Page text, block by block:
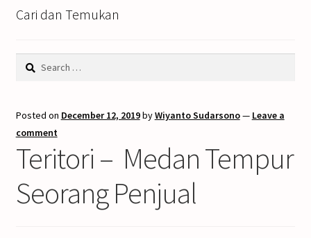
Cari dan Temukan
Search
Posted on December 12, 2019byWiyanto Sudarsono— Leave a
comment
Teritori – Medan Tempur
Seorang Penjual